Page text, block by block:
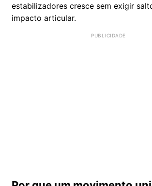
estabilizadores cresce sem exigir
impacto articular.